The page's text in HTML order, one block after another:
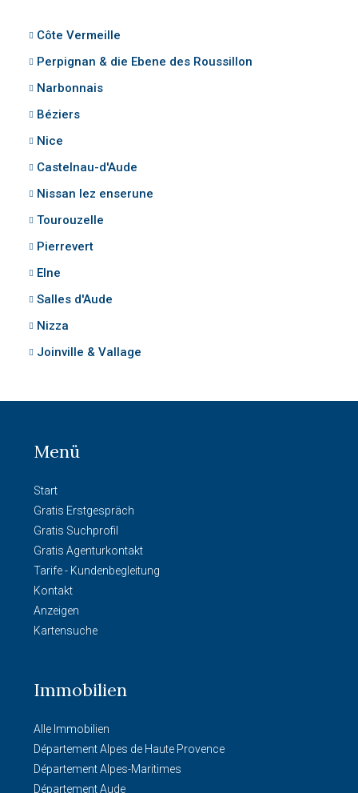
Côte Vermeille
Perpignan & die Ebene des Roussillon
Narbonnais
Béziers
Nice
Castelnau-d'Aude
Nissan lez enserune
Tourouzelle
Pierrevert
Elne
Salles d'Aude
Nizza
Joinville & Vallage
Menü
Start
Gratis Erstgespräch
Gratis Suchprofil
Gratis Agenturkontakt
Tarife - Kundenbegleitung
Kontakt
Anzeigen
Kartensuche
Immobilien
Alle Immobilien
Département Alpes de Haute Provence
Département Alpes-Maritimes
Département Aude